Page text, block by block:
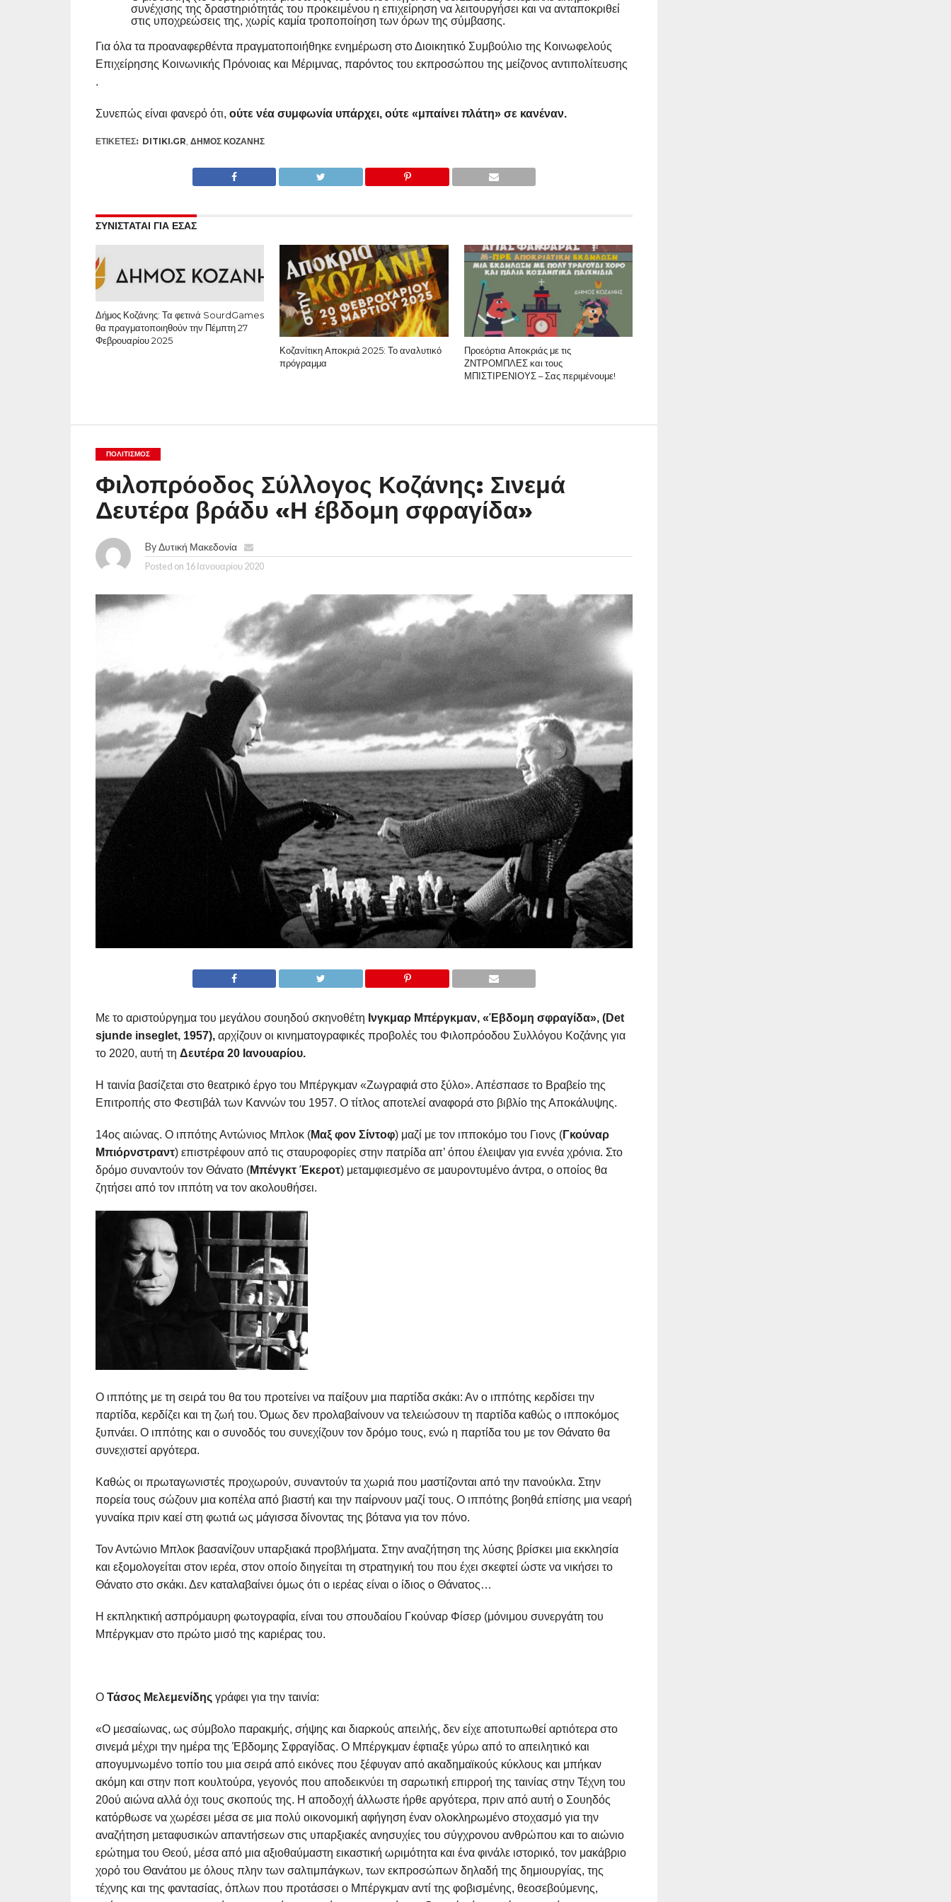
συνέχισης της δραστηριότητάς του προκειμένου η επιχείρηση να λειτουργήσει και να ανταποκριθεί
στις υποχρεώσεις της, χωρίς καμία τροποποίηση των όρων της σύμβασης.
Για όλα τα προαναφερθέντα πραγματοποιήθηκε ενημέρωση στο Διοικητικό Συμβούλιο της Κοινωφελούς
Επιχείρησης Κοινωνικής Πρόνοιας και Μέριμνας, παρόντος του εκπροσώπου της μείζονος αντιπολίτευσης
.
Συνεπώς είναι φανερό ότι, ούτε νέα συμφωνία υπάρχει, ούτε «μπαίνει πλάτη» σε κανέναν.
ΕΤΙΚΕΤΕΣ: DITIKI.GR, ΔΉΜΟΣ ΚΟΖΆΝΗΣ
ΣΥΝΙΣΤΑΤΑΙ ΓΙΑ ΕΣΑΣ
Δήμος Κοζάνης: Τα φετινά SourdGames
θα πραγματοποιηθούν την Πέμπτη 27
Φεβρουαρίου 2025
Κοζανίτικη Αποκριά 2025: Το αναλυτικό
πρόγραμμα
Προεόρτια Αποκριάς με τις
ΖΝΤΡΟΜΠΛΕΣ και τους
ΜΠΙΣΤΙΡΕΝΙΟΥΣ – Σας περιμένουμε!
ΠΟΛΙΤΙΣΜΌΣ
Φιλοπρόοδος Σύλλογος Κοζάνης: Σινεμά
Δευτέρα βράδυ «Η έβδομη σφραγίδα»
ByΔυτική Μακεδονία
Posted on 16 Ιανουαρίου 2020
Με το αριστούργημα του μεγάλου σουηδού σκηνοθέτη Ινγκμαρ Μπέργκμαν, «Έβδομη σφραγίδα», (Det
sjunde inseglet, 1957),αρχίζουν οι κινηματογραφικές προβολές του Φιλοπρόοδου Συλλόγου Κοζάνης για
το 2020, αυτή τη Δευτέρα 20 Ιανουαρίου.
Η ταινία βασίζεται στο θεατρικό έργο του Μπέργκμαν «Ζωγραφιά στο ξύλο». Απέσπασε το Βραβείο της
Επιτροπής στο Φεστιβάλ των Καννών του 1957. Ο τίτλος αποτελεί αναφορά στο βιβλίο της Αποκάλυψης.
14ος αιώνας. Ο ιππότης Αντώνιος Μπλοκ (Μαξ φον Σίντοφ) μαζί με τον ιπποκόμο του Γιονς (Γκούναρ
Μπιόρνστραντ) επιστρέφουν από τις σταυροφορίες στην πατρίδα απ’ όπου έλειψαν για εννέα χρόνια. Στο
δρόμο συναντούν τον Θάνατο (Μπένγκτ Έκεροτ) μεταμφιεσμένο σε μαυροντυμένο άντρα, ο οποίος θα
ζητήσει από τον ιππότη να τον ακολουθήσει.
Ο ιππότης με τη σειρά του θα του προτείνει να παίξουν μια παρτίδα σκάκι: Αν ο ιππότης κερδίσει την
παρτίδα, κερδίζει και τη ζωή του. Όμως δεν προλαβαίνουν να τελειώσουν τη παρτίδα καθώς ο ιπποκόμος
ξυπνάει. Ο ιππότης και ο συνοδός του συνεχίζουν τον δρόμο τους, ενώ η παρτίδα του με τον Θάνατο θα
συνεχιστεί αργότερα.
Καθώς οι πρωταγωνιστές προχωρούν, συναντούν τα χωριά που μαστίζονται από την πανούκλα. Στην
πορεία τους σώζουν μια κοπέλα από βιαστή και την παίρνουν μαζί τους. Ο ιππότης βοηθά επίσης μια νεαρή
γυναίκα πριν καεί στη φωτιά ως μάγισσα δίνοντας της βότανα για τον πόνο.
Τον Αντώνιο Μπλοκ βασανίζουν υπαρξιακά προβλήματα. Στην αναζήτηση της λύσης βρίσκει μια εκκλησία
και εξομολογείται στον ιερέα, στον οποίο διηγείται τη στρατηγική του που έχει σκεφτεί ώστε να νικήσει το
Θάνατο στο σκάκι. Δεν καταλαβαίνει όμως ότι ο ιερέας είναι ο ίδιος ο Θάνατος…
Η εκπληκτική ασπρόμαυρη φωτογραφία, είναι του σπουδαίου Γκούναρ Φίσερ (μόνιμου συνεργάτη του
Μπέργκμαν στο πρώτο μισό της καριέρας του.
Ο Τάσος Μελεμενίδηςγράφει για την ταινία:
«Ο μεσαίωνας, ως σύμβολο παρακμής, σήψης και διαρκούς απειλής, δεν είχε αποτυπωθεί αρτιότερα στο
σινεμά μέχρι την ημέρα της Έβδομης Σφραγίδας. Ο Μπέργκμαν έφτιαξε γύρω από το απειλητικό και
απογυμνωμένο τοπίο του μια σειρά από εικόνες που ξέφυγαν από ακαδημαϊκούς κύκλους και μπήκαν
ακόμη και στην ποπ κουλτούρα, γεγονός που αποδεικνύει τη σαρωτική επιρροή της ταινίας στην Τέχνη του
20ού αιώνα αλλά όχι τους σκοπούς της. Η αποδοχή άλλωστε ήρθε αργότερα, πριν από αυτή ο Σουηδός
κατόρθωσε να χωρέσει μέσα σε μια πολύ οικονομική αφήγηση έναν ολοκληρωμένο στοχασμό για την
αναζήτηση μεταφυσικών απαντήσεων στις υπαρξιακές ανησυχίες του σύγχρονου ανθρώπου και το αιώνιο
ερώτημα του Θεού, μέσα από μια αξιοθαύμαστη εικαστική ωριμότητα και ένα φινάλε ιστορικό, τον μακάβριο
χορό του Θανάτου με όλους πλην των σαλτιμπάγκων, των εκπροσώπων δηλαδή της δημιουργίας, της
τέχνης και της φαντασίας, όπλων που προτάσσει ο Μπέργκμαν αντί της φοβισμένης, θεοσεβούμενης,